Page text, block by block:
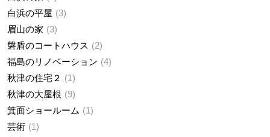
白浜の平屋
3
眉山の家
3
磐盾のコートハウス
2
福島のリノベーション
4
秋津の住宅２
1
秋津の大屋根
9
箕面ショールーム
1
芸術
1